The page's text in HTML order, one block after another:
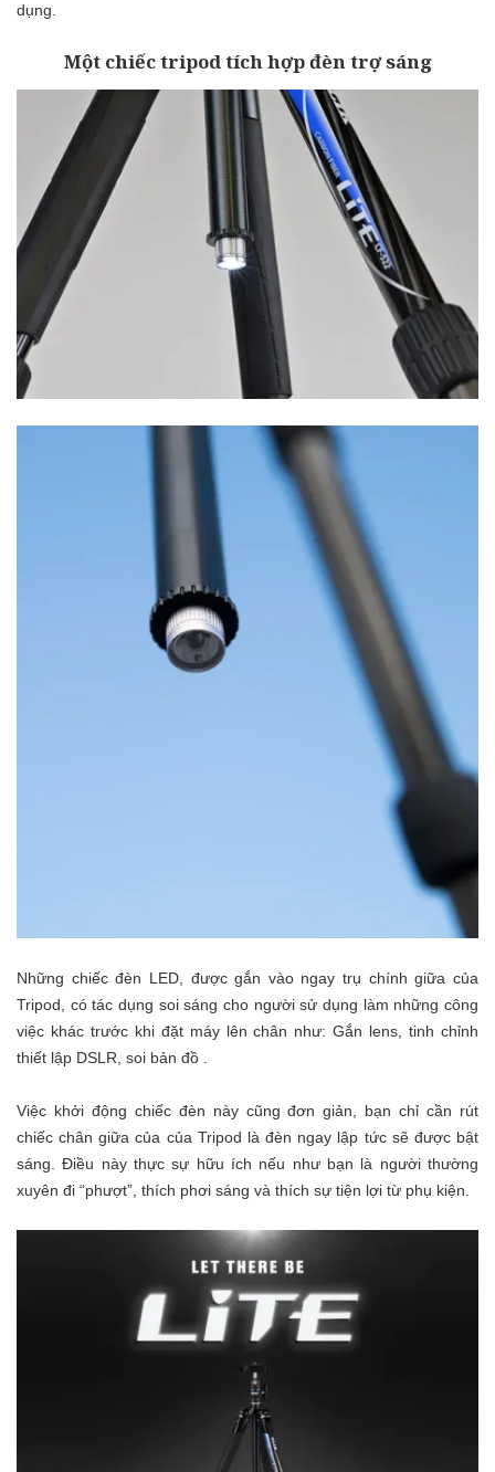
dụng.
Một chiếc tripod tích hợp đèn trợ sáng
Những chiếc đèn LED, được gắn vào ngay trụ chính giữa của
Tripod, có tác dụng soi sáng cho người sử dụng làm những công
việc khác trước khi đặt máy lên chân như: Gắn lens, tinh chỉnh
thiết lập DSLR, soi bản đồ .
Việc khởi động chiếc đèn này cũng đơn giản, bạn chỉ cần rút
chiếc chân giữa của của Tripod là đèn ngay lập tức sẽ được bật
sáng. Điều này thực sự hữu ích nếu như bạn là người thường
xuyên đi “phượt”, thích phơi sáng và thích sự tiện lợi từ phụ kiện.